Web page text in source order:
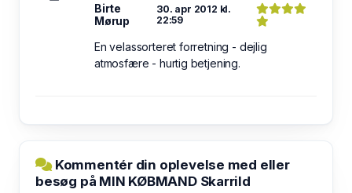
Birte
Mørup
30. apr 2012 kl.
22:59
En velassorteret forretning - dejlig
atmosfære - hurtig betjening.
Kommentér din oplevelse med eller
besøg på MIN KØBMAND Skarrild